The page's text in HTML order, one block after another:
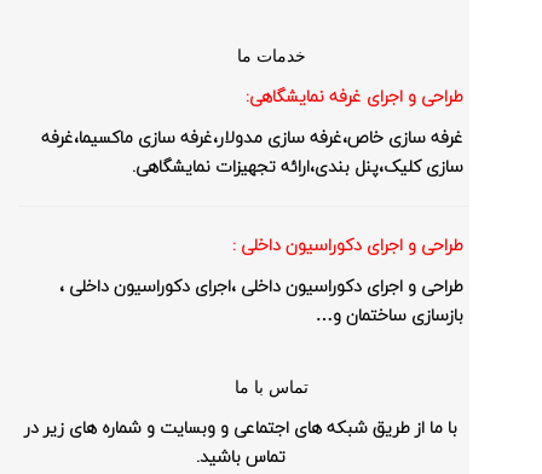
خدمات ما
طراحی و اجرای غرفه نمایشگاهی:
غرفه سازی خاص،غرفه سازی مدولار،غرفه سازی ماکسیما،غرفه
سازی کلیک،پنل بندی،ارائه تجهیزات نمایشگاهی.
طراحی و اجرای دکوراسیون داخلی :
طراحی و اجرای دکوراسیون داخلی ،اجرای دکوراسیون داخلی ،
بازسازی ساختمان و…
تماس با ما
با ما از طریق شبکه های اجتماعی و وبسایت و شماره های زیر در
تماس باشید.